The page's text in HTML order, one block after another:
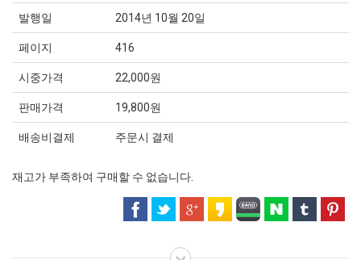
발행일 2014년 10월 20일
페이지 416
시중가격 22,000원
판매가격 19,800원
배송비결제 주문시 결제
재고가 부족하여 구매할 수 없습니다.